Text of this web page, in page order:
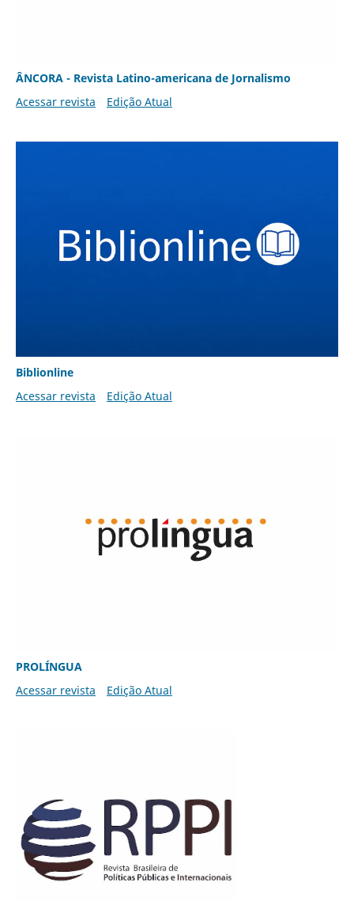
ÂNCORA - Revista Latino-americana de Jornalismo
Acessar revista
Edição Atual
Biblionline
Acessar revista
Edição Atual
PROLÍNGUA
Acessar revista
Edição Atual